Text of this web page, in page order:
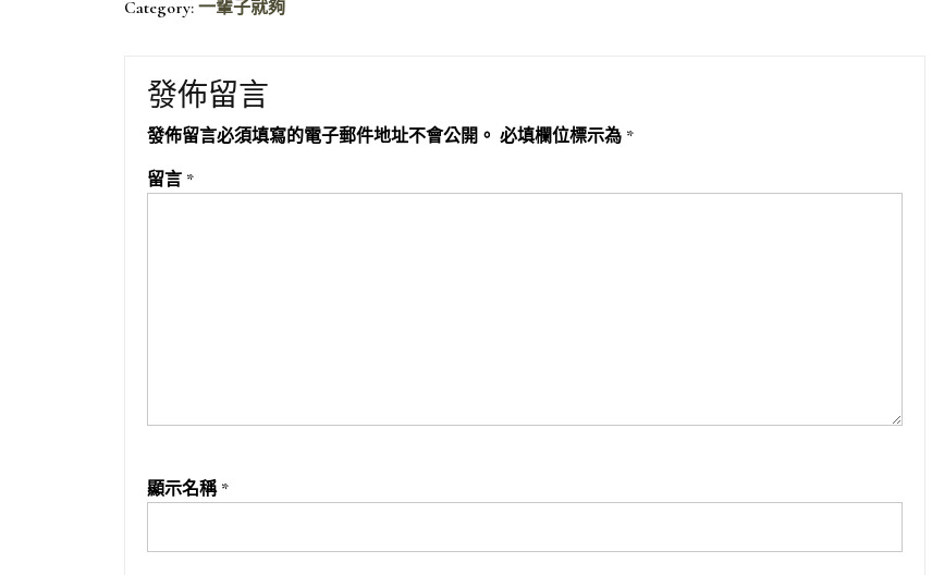
Category: 一輩子就夠
發佈留言
發佈留言必須填寫的電子郵件地址不會公開。 必填欄位標示為 *
留言 *
顯示名稱 *